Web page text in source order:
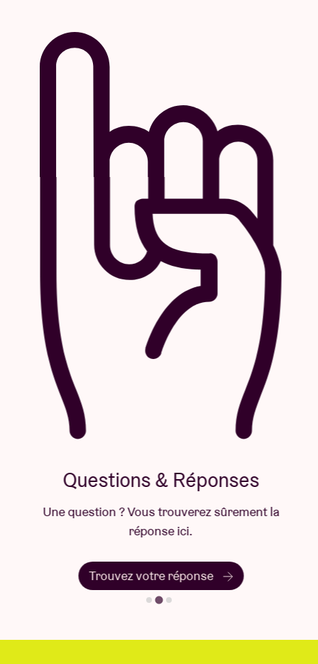
Questions & Réponses
Une question ? Vous trouverez sûrement la
réponse ici.
Trouvez votre réponse